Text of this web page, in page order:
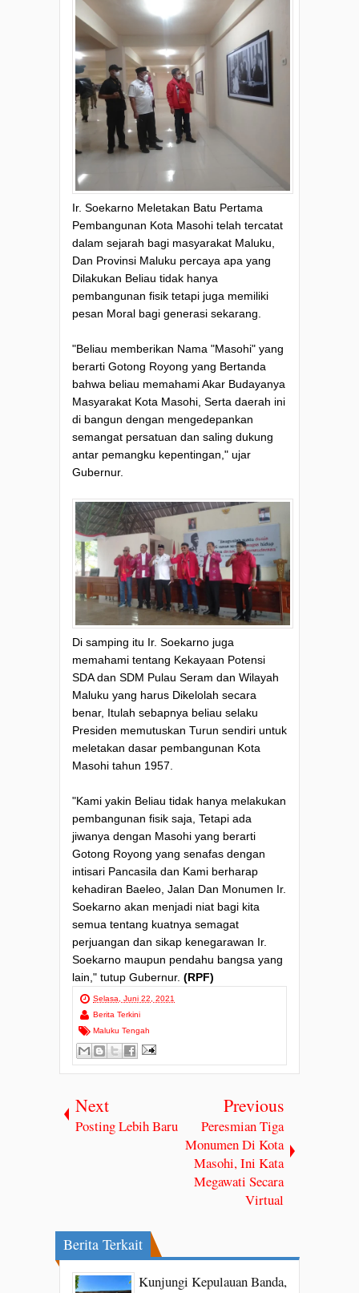
Ir. Soekarno Meletakan Batu Pertama
Pembangunan Kota Masohi telah tercatat
dalam sejarah bagi masyarakat Maluku,
Dan Provinsi Maluku percaya apa yang
Dilakukan Beliau tidak hanya
pembangunan fisik tetapi juga memiliki
pesan Moral bagi generasi sekarang.
"Beliau memberikan Nama "Masohi" yang
berarti Gotong Royong yang Bertanda
bahwa beliau memahami Akar Budayanya
Masyarakat Kota Masohi, Serta daerah ini
di bangun dengan mengedepankan
semangat persatuan dan saling dukung
antar pemangku kepentingan," ujar
Gubernur.
Di samping itu Ir. Soekarno juga
memahami tentang Kekayaan Potensi
SDA dan SDM Pulau Seram dan Wilayah
Maluku yang harus Dikelolah secara
benar, Itulah sebapnya beliau selaku
Presiden memutuskan Turun sendiri untuk
meletakan dasar pembangunan Kota
Masohi tahun 1957.
"Kami yakin Beliau tidak hanya melakukan
pembangunan fisik saja, Tetapi ada
jiwanya dengan Masohi yang berarti
Gotong Royong yang senafas dengan
intisari Pancasila dan Kami berharap
kehadiran Baeleo, Jalan Dan Monumen Ir.
Soekarno akan menjadi niat bagi kita
semua tentang kuatnya semagat
perjuangan dan sikap kenegarawan Ir.
Soekarno maupun pendahu bangsa yang
lain," tutup Gubernur. (RPF)
Selasa, Juni 22, 2021
Berita Terkini
Maluku Tengah
Next
Posting Lebih Baru
Previous
Peresmian Tiga
Monumen Di Kota
Masohi, Ini Kata
Megawati Secara
Virtual
Berita Terkait
Kunjungi Kepulauan Banda,